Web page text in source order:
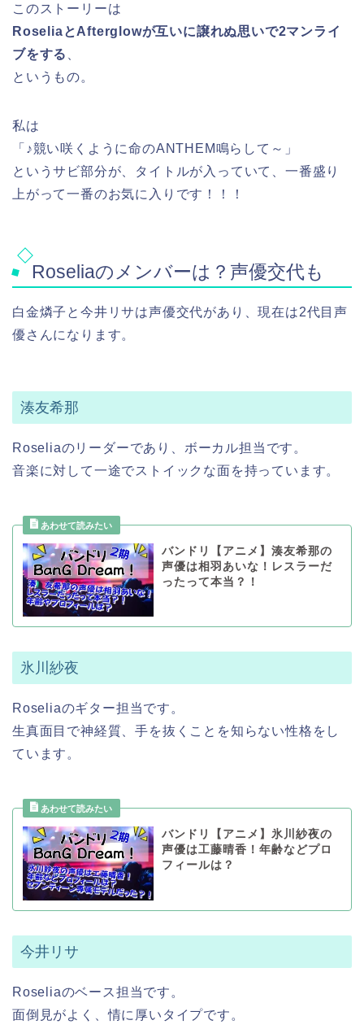
このストーリーは
RoseliaとAfterglowが互いに譲れぬ思いで2マンライ
ブをする
というもの。
私は
「♪競い咲くように命のANTHEM鳴らして～」
というサビ部分が、タイトルが入っていて、一番盛り
上がって一番のお気に入りです！！！
Roseliaのメンバーは？声優交代も
白金燐子と今井リサは声優交代があり、現在は2代目声
優さんになります。
湊友希那
Roseliaのリーダーであり、ボーカル担当です。
音楽に対して一途でストイックな面を持っています。
バンドリ【アニメ】湊友希那の
声優は相羽あいな！レスラーだ
ったって本当？！
氷川紗夜
Roseliaのギター担当です。
生真面目で神経質、手を抜くことを知らない性格をし
ています。
バンドリ【アニメ】氷川紗夜の
声優は工藤晴香！年齢などプロ
フィールは？
今井リサ
Roseliaのベース担当です。
面倒見がよく、情に厚いタイプです。